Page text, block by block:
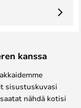
kanssa
sisustuskuvasi
nähdä kotisi